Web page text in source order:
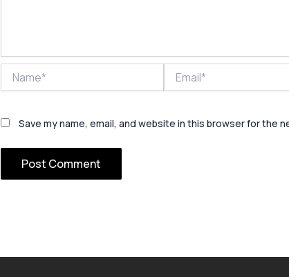
Save my name, email, and website in this browser for the